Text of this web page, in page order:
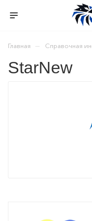
Главная — Справочная
StarNew